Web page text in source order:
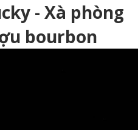
- Xà phòng
bourbon